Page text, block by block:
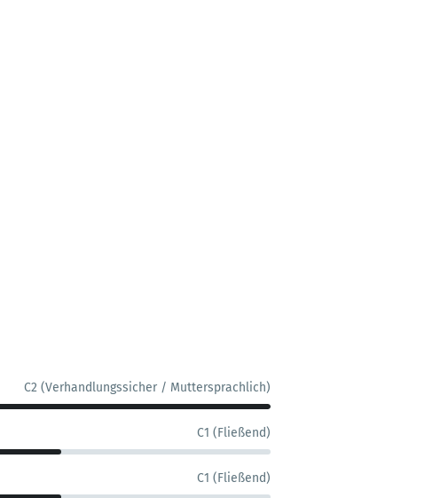
C2 (Verhandlungssicher / Muttersprachlich)
C1 (Fließend)
C1 (Fließend)